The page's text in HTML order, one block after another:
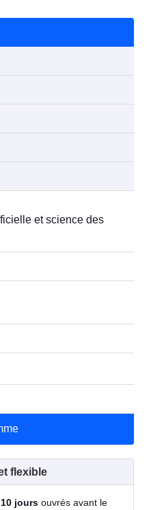
et science des
flexible
10 jours ouvrés avant le